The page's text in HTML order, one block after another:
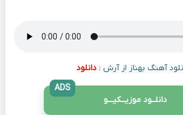
آهنگ بهناز از آرش :دانلود
دانلــود موزیــکیـــو
ADS